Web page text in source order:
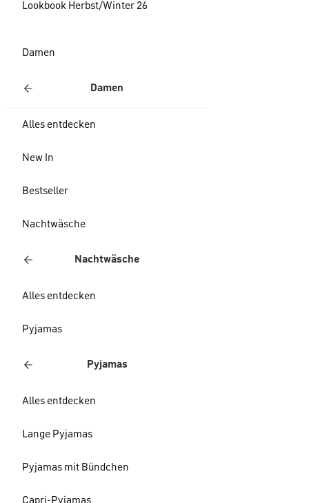
Lookbook Herbst/Winter 26
Damen
Damen
Alles entdecken
New In
Bestseller
Nachtwäsche
Nachtwäsche
Alles entdecken
Pyjamas
Pyjamas
Alles entdecken
Lange Pyjamas
Pyjamas mit Bündchen